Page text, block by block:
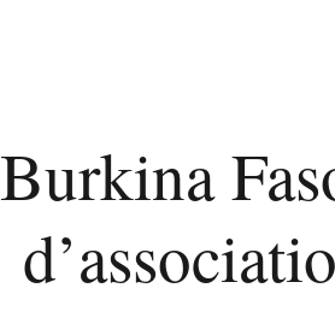
Burkina